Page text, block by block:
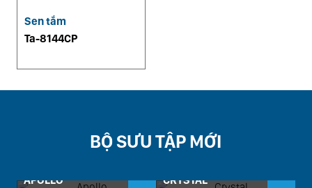
Sen tắm
Ta-8144CP
BỘ SƯU TẬP MỚI
APOLLO CRYSTAL